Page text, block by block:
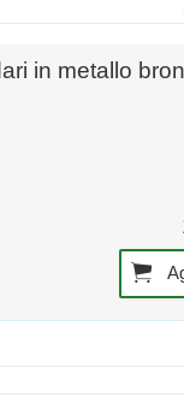
in metallo